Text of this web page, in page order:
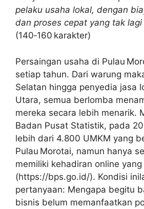
pelaku usaha lokal, dengan
dan proses cepat yang tak lagi
(140‑160 karakter)
Persaingan usaha di Pulau
setiap tahun. Dari warung
Selatan hingga penyedia jasa
Utara, semua berlomba
mereka secara lebih menarik.
Badan Pusat Statistik, pada
lebih dari 4.800 UMKM yang
Pulau Morotai, namun hanya
memiliki kehadiran online yang
(https://bps.go.id/). Kondisi
pertanyaan: Mengapa begitu
bisnis belum memanfaatkan